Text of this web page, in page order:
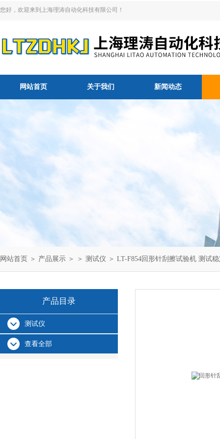
您好，欢迎来到上海理涛自动化科技有限公司！
网站首页 关于我们 新闻动态
网站首页 ＞ 产品展示 ＞ ＞ 测试仪 ＞ LT-F854回形针刮擦试验机 测试
产品目录
测试仪
查看全部